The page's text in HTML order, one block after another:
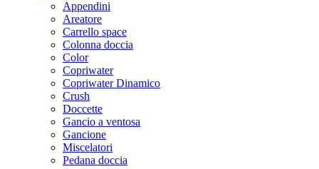
Appendini
Areatore
Carrello space
Colonna doccia
Color
Copriwater
Copriwater Dinamico
Crush
Doccette
Gancio a ventosa
Gancione
Miscelatori
Pedana doccia